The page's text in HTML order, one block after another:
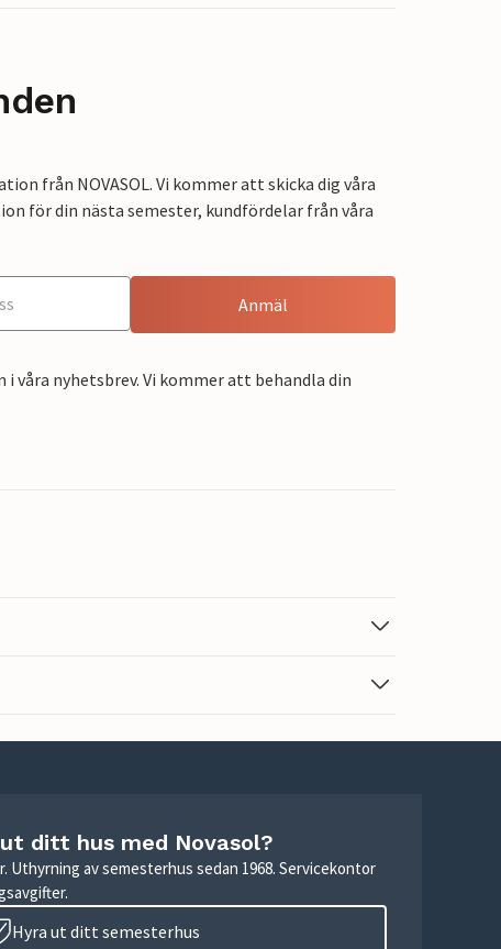
från NOVASOL. Vi kommer att skicka dig våra
för din nästa semester, kundfördelar från våra
Anmäl
våra nyhetsbrev. Vi kommer att behandla din
ditt hus med Novasol?
Uthyrning av semesterhus sedan 1968. Servicekontor
Hyra ut ditt semesterhus